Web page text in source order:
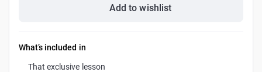
Add to wishlist
What’s included in
That exclusive lesson